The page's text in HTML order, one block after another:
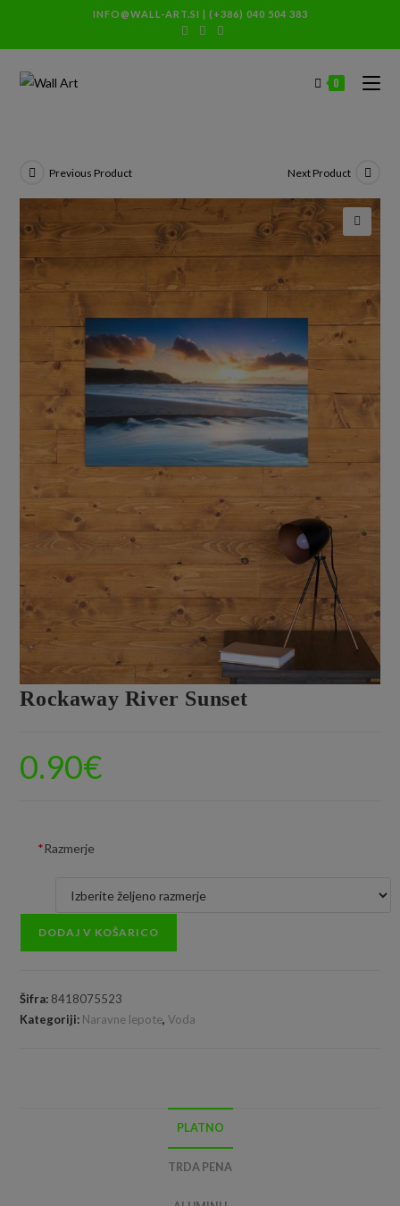
INFO@WALL-ART.SI | (+386) 040 504 383
0
Previous Product Next Product
Rockaway River Sunset
0.90€
*Razmerje
DODAJ V KOŠARICO
Šifra: 8418075523
Kategoriji: Naravne lepote,Voda
PLATNO
TRDA PENA